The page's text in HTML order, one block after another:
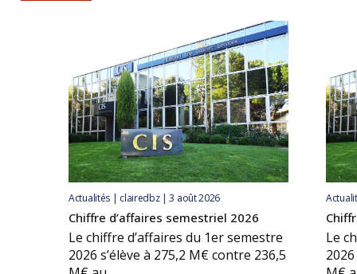
Actualités | clairedbz | 3 août 2026
Chiffre d’affaires semestriel 2026
Le chiffre d’affaires du 1er semestre
2026 s’élève à 275,2 M€ contre 236,5
Le